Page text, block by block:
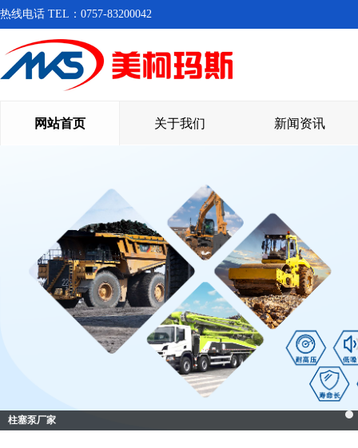
热线电话 TEL：0757-83200042
网站首页 关于我们 新闻资讯
柱塞泵厂家